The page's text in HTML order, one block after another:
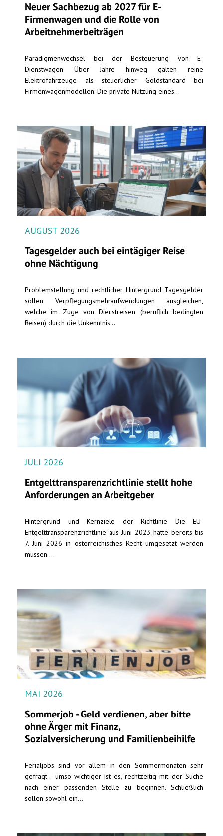
Neuer Sachbezug ab 2027 für E-
Firmenwagen und die Rolle von
Arbeitnehmer​­beiträgen
Paradigmenwechsel bei der Besteuerung von E-
Dienstwagen Über Jahre hinweg galten reine
Elektrofahrzeuge als steuerlicher Goldstandard bei
Firmenwagenmodellen. Die private Nutzung eines...
AUGUST 2026
Tagesgelder auch bei eintägiger Reise
ohne Nächtigung
Problemstellung und rechtlicher Hintergrund Tagesgelder
sollen Verpflegungsmehraufwendungen ausgleichen,
welche im Zuge von Dienstreisen (beruflich bedingten
Reisen) durch die Unkenntnis...
JULI 2026
Entgelttransparenz​­richtlinie stellt hohe
Anforderungen an Arbeitgeber
Hintergrund und Kernziele der Richtlinie Die EU-
Entgelttransparenzrichtlinie aus Juni 2023 hätte bereits bis
7. Juni 2026 in österreichisches Recht umgesetzt werden
müssen....
MAI 2026
Sommerjob - Geld verdienen, aber bitte
ohne Ärger mit Finanz,
Sozialversicherung und Familienbeihilfe
Ferialjobs sind vor allem in den Sommermonaten sehr
gefragt - umso wichtiger ist es, rechtzeitig mit der Suche
nach einer passenden Stelle zu beginnen. Schließlich
sollen sowohl ein...